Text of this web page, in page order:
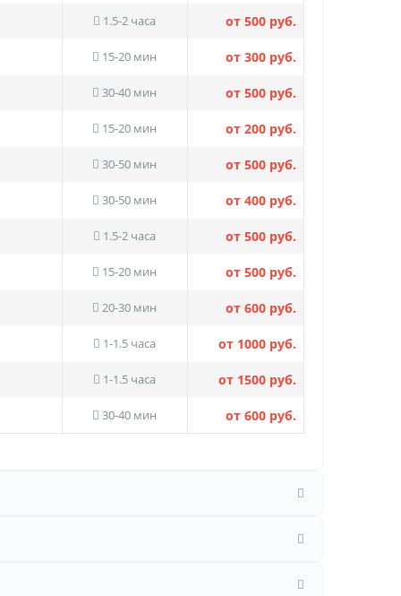
1.5-2 часа от 500 руб.
15-20 мин от 300 руб.
30-40 мин от 500 руб.
15-20 мин от 200 руб.
30-50 мин от 500 руб.
30-50 мин от 400 руб.
1.5-2 часа от 500 руб.
15-20 мин от 500 руб.
20-30 мин от 600 руб.
1-1.5 часа от 1000 руб.
1-1.5 часа от 1500 руб.
30-40 мин от 600 руб.